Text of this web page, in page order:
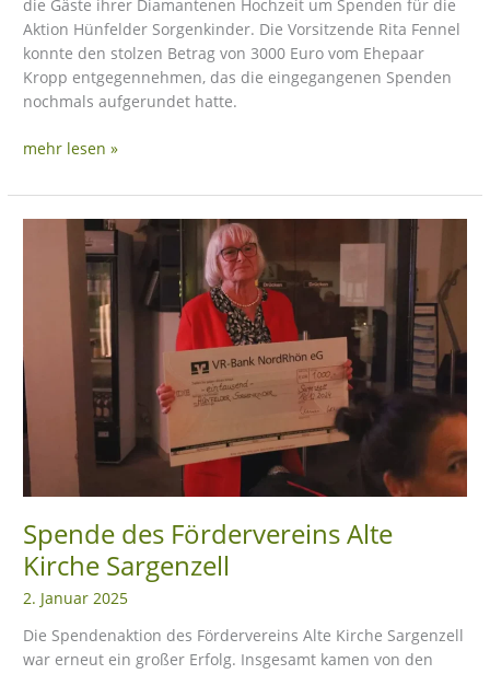
die Gäste ihrer Diamantenen Hochzeit um Spenden für die
Aktion Hünfelder Sorgenkinder. Die Vorsitzende Rita Fennel
konnte den stolzen Betrag von 3000 Euro vom Ehepaar
Kropp entgegennehmen, das die eingegangenen Spenden
nochmals aufgerundet hatte.
mehr lesen »
Spende des Fördervereins Alte
Kirche Sargenzell
2. Januar 2025
Die Spendenaktion des Fördervereins Alte Kirche Sargenzell
war erneut ein großer Erfolg. Insgesamt kamen von den
Fördervereins
Sargenzell